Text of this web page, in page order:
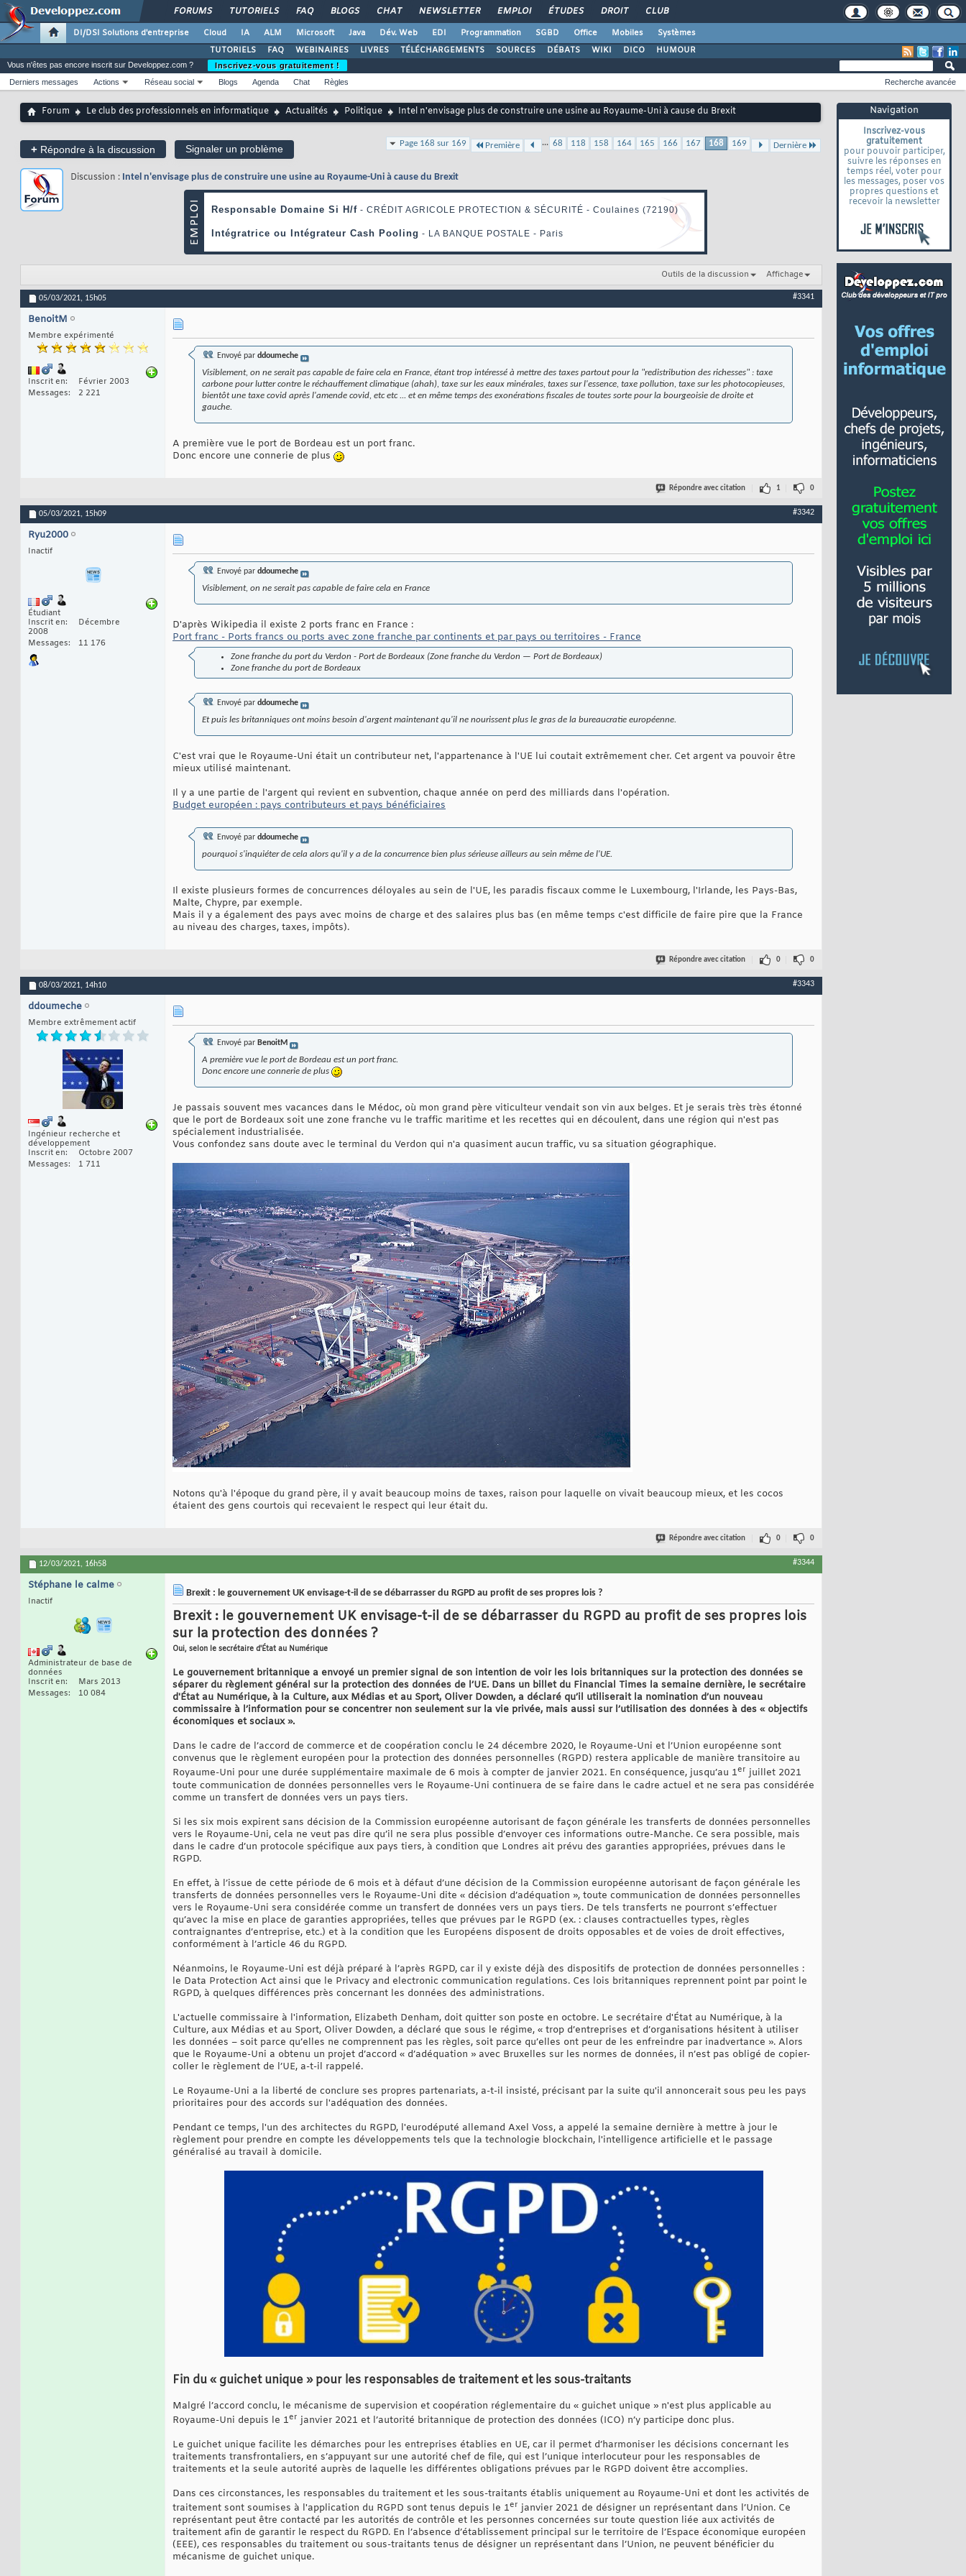
FORUMS TUTORIELS FAQ BLOGS CHAT NEWSLETTER EMPLOI ÉTUDES DROIT CLUB
DI/DSI Solutions d'entreprise Cloud IA ALM Microsoft Java Dév. Web EDI Programmation SGBD Office Mobiles
Systèmes
TUTORIELS
FAQ WEBINAIRES LIVRES TÉLÉCHARGEMENTS SOURCES DÉBATS WIKI DICO HUMOUR
Navigation
Inscrivez-vous
gratuitement
pour pouvoir participer,
suivre les réponses en
temps réel, voter pour
les messages, poser vos
propres questions et
recevoir la newsletter
Vous n'êtes pas encore inscrit sur Developpez.com ?
Inscrivez-vous gratuitement !
Derniers messages
Actions Réseau social Blogs Agenda Chat Règles Recherche avancée
Forum Le club des professionnels en informatique Actualités Politique Intel n'envisage plus de construire une usine au Royaume-Uni à cause du Brexit
+ Répondre à la discussion Signaler un problème Page 168 sur 169 Première ... 68 118 158 164 165 166 167 168 169 Dernière
Discussion : Intel n'envisage plus de construire une usine au Royaume-Uni à cause du Brexit
Outils de la discussion Affichage
05/03/2021, 15h05 #3341
BenoitM
Membre expérimenté
Inscrit en
Février 2003
Messages
2 221
Envoyé par ddoumeche
Visiblement, on ne serait pas capable de faire cela en France, étant trop intéressé à mettre des taxes partout pour la "redistribution des richesses" : taxe
carbone pour lutter contre le réchauffement climatique (ahah), taxe sur les eaux minérales, taxes sur l'essence, taxe pollution, taxe sur les photocopieuses,
bientôt une taxe covid après l'amende covid, etc etc ... eten même temps des exonérations fiscales de toutes sorte pour la bourgeoisie de droite et
gauche.
A première vue le port de Bordeau est un port franc.
Donc encore une connerie de plus
Répondre avec citation 1 0
05/03/2021, 15h09 #3342
Ryu2000
Inactif
Étudiant
Inscrit en
Décembre
2008
Messages
11 176
Envoyé par ddoumeche
Visiblement, on ne serait pas capable de faire cela en France
D'après Wikipedia il existe 2 ports franc en France :
Port franc - Ports francs ou ports avec zone franche par continents et par pays ou territoires - France
Zone franche du port du Verdon - Port de Bordeaux (Zone franche du Verdon — Port de Bordeaux)
Zone franche du port de Bordeaux
Envoyé par ddoumeche
Et puis les britanniques ont moins besoin d'argent maintenant qu'il ne nourissent plus le gras de la bureaucratie européenne.
C'est vrai que le Royaume-Uni était un contributeur net, l'appartenance à l'UE lui coutait extrêmement cher. Cet argent va pouvoir être
mieux utilisé maintenant.
Il y a une partie de l'argent qui revient en subvention, chaque année on perd des milliards dans l'opération.
Budget européen : pays contributeurs et pays bénéficiaires
Envoyé par ddoumeche
pourquoi s'inquiéter de cela alors qu'il y a de la concurrence bien plus sérieuse ailleurs au sein même de l'UE.
Il existe plusieurs formes de concurrences déloyales au sein de l'UE, les paradis fiscaux comme le Luxembourg, l'Irlande, les Pays-Bas,
Malte, Chypre, par exemple.
Mais il y a également des pays avec moins de charge et des salaires plus bas (en même temps c'est difficile de faire pire que la France
au niveau des charges, taxes, impôts).
Répondre avec citation 0 0
08/03/2021, 14h10 #3343
ddoumeche
Membre extrêmement actif
Ingénieur recherche et
développement
Inscrit en
Octobre 2007
Messages
1 711
Envoyé par BenoitM
A première vue le port de Bordeau est un port franc.
Donc encore une connerie de plus
Je passais souvent mes vacances dans le Médoc, où mon grand père viticulteur vendait son vin aux belges. Et je serais très très étonné
que le port de Bordeaux soit une zone franche vu le traffic maritime et les recettes qui en découlent, dans une région qui n'est pas
spécialement industrialisée.
Vous confondez sans doute avec le terminal du Verdon qui n'a quasiment aucun traffic, vu sa situation géographique.
Notons qu'à l'époque du grand père, il y avait beaucoup moins de taxes, raison pour laquelle on vivait beaucoup mieux, et les cocos
étaient des gens courtois qui recevaient le respect qui leur était du.
Répondre avec citation 0 0
12/03/2021, 16h58 #3344
Stéphane le calme
Inactif
Administrateur de base de
données
Inscrit en
Mars 2013
Messages
10 084
Brexit : le gouvernement UK envisage-t-il de se débarrasser du RGPD au profit de ses propres lois ?
Brexit : le gouvernement UK envisage-t-il de se débarrasser du RGPD au profit de ses propres lois
sur la protection des données ?
Oui, selon le secrétaire d'État au Numérique
Le gouvernement britannique a envoyé un premier signal de son intention de voir les lois britanniques sur la protection des données se
séparer du règlement général sur la protection des données de l’UE. Dans un billet du Financial Times la semaine dernière, le secrétaire
d'État au Numérique, à la Culture, aux Médias et au Sport, Oliver Dowden, a déclaré qu’il utiliserait la nomination d’un nouveau
commissaire à l’information pour se concentrer non seulement sur la vie privée, mais aussi sur l’utilisation des données à des « objectifs
économiques et sociaux ».
Dans le cadre de l’accord de commerce et de coopération conclu le 24 décembre 2020, le Royaume-Uni et l’Union européenne sont
convenus que le règlement européen pour la protection des données personnelles (RGPD) restera applicable de manière transitoire au
Royaume-Uni pour une durée supplémentaire maximale de 6 mois à compter de janvier 2021. En conséquence, jusqu’au 1er juillet 2021
toute communication de données personnelles vers le Royaume-Uni continuera de se faire dans le cadre actuel et ne sera pas considérée
comme un transfert de données vers un pays tiers.
Si les six mois expirent sans décision de la Commission européenne autorisant de façon générale les transferts de données personnelles
vers le Royaume-Uni, cela ne veut pas dire qu’il ne sera plus possible d’envoyer ces informations outre-Manche. Ce sera possible, mais
dans le cadre d’un protocole spécifique aux pays tiers, à condition que Londres ait prévu des garanties appropriées, prévues dans le
RGPD.
En effet, à l’issue de cette période de 6 mois et à défaut d’une décision de la Commission européenne autorisant de façon générale les
transferts de données personnelles vers le Royaume-Uni dite « décision d’adéquation », toute communication de données personnelles
vers le Royaume-Uni sera considérée comme un transfert de données vers un pays tiers. De tels transferts ne pourront s’effectuer
qu’avec la mise en place de garanties appropriées, telles que prévues par le RGPD (ex. : clauses contractuelles types, règles
contraignantes d’entreprise, etc.) et à la condition que les Européens disposent de droits opposables et de voies de droit effectives,
conformément à l’article 46 du RGPD.
Néanmoins, le Royaume-Uni est déjà préparé à l’après RGPD, car il y existe déjà des dispositifs de protection de données personnelles :
le Data Protection Act ainsi que le Privacy and electronic communication regulations. Ces lois britanniques reprennent point par point le
RGPD, à quelques différences près concernant les données des administrations.
L'actuelle commissaire à l'information, Elizabeth Denham, doit quitter son poste en octobre. Le secrétaire d'État au Numérique, à la
Culture, aux Médias et au Sport, Oliver Dowden, a déclaré que sous le régime, « trop d’entreprises et d’organisations hésitent à utiliser
les données – soit parce qu’elles ne comprennent pas les règles, soit parce qu’elles ont peur de les enfreindre par inadvertance ». Alors
que le Royaume-Uni a obtenu un projet d’accord « d’adéquation » avec Bruxelles sur les normes de données, il n’est pas obligé de copier-
coller le règlement de l’UE, a-t-il rappelé.
Le Royaume-Uni a la liberté de conclure ses propres partenariats, a-t-il insisté, précisant par la suite qu'il annoncerait sous peu les pays
prioritaires pour des accords sur l'adéquation des données.
Pendant ce temps, l'un des architectes du RGPD, l'eurodéputé allemand Axel Voss, a appelé la semaine dernière à mettre à jour le
règlement pour prendre en compte les développements tels que la technologie blockchain, l'intelligence artificielle et le passage
généralisé au travail à domicile.
Fin du « guichet unique » pour les responsables de traitement et les sous-traitants
Malgré l’accord conclu, le mécanisme de supervision et coopération réglementaire du « guichet unique » n'est plus applicable au
Royaume-Uni depuis le 1er janvier 2021 et l’autorité britannique de protection des données (ICO) n’y participe donc plus.
Le guichet unique facilite les démarches pour les entreprises établies en UE, car il permet d’harmoniser les décisions concernant les
traitements transfrontaliers, en s’appuyant sur une autorité chef de file, qui est l’unique interlocuteur pour les responsables de
traitements et la seule autorité auprès de laquelle les différentes obligations prévues par le RGPD doivent être accomplies.
Dans ces circonstances, les responsables du traitement et les sous-traitants établis uniquement au Royaume-Uni et dont les activités de
traitement sont soumises à l'application du RGPD sont tenus depuis le 1er janvier 2021 de désigner un représentant dans l’Union. Ce
représentant peut être contacté par les autorités de contrôle et les personnes concernées sur toute question liée aux activités de
traitement afin de garantir le respect du RGPD. En l’absence d’établissement principal sur le territoire de l’Espace économique européen
(EEE), ces responsables du traitement ou sous-traitants tenus de désigner un représentant dans l’Union, ne peuvent bénéficier du
mécanisme de guichet unique.